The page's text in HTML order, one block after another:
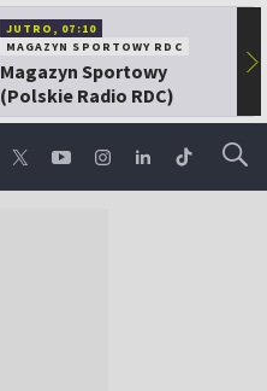
JUTRO, 07:10
MAGAZYN SPORTOWY RDC
Magazyn Sportowy
(Polskie Radio RDC)
▶